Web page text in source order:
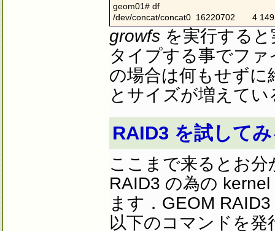
geom01# df
/dev/concat/concat0  16220702       4
growfs を実行する
タイプする事でフ
の場合は何もせず
とサイズが増えて
RAID3 を試して
ここまで来るとお
RAID3 の為の
ます．GEOM
以下のコマンドを